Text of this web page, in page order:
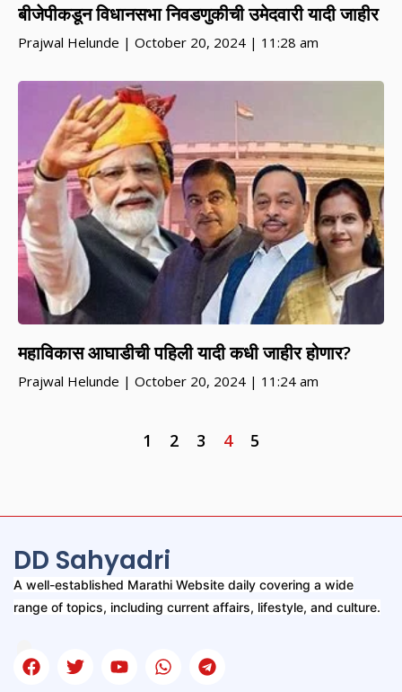
बीजेपीकडून विधानसभा निवडणुकीची उमेदवारी यादी जाहीर
Prajwal Helunde October 20, 2024 11:28 am
महाविकास आघाडीची पहिली यादी कधी जाहीर होणार?
Prajwal Helunde October 20, 2024 11:24 am
1 2 3 4 5
DD Sahyadri
A well-established Marathi Website daily covering a wide
range of topics, including current affairs, lifestyle, and culture.